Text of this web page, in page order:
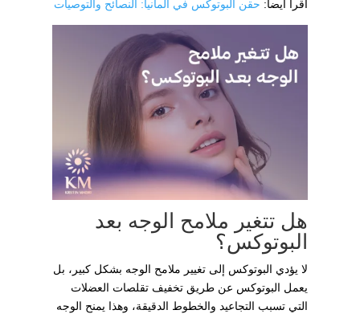
اقرأ أيضاً: حقن البوتوكس في ألمانيا: النصائح والتوصيات
هل تتغير ملامح الوجه بعد
البوتوكس؟
لا يؤدي البوتوكس إلى تغيير ملامح الوجه بشكل كبير، بل
يعمل البوتوكس عن طريق تخفيف تقلصات العضلات
التي تسبب التجاعيد والخطوط الدقيقة، وهذا يمنح الوجه